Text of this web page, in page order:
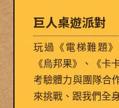
巨人桌遊派對
玩過《電梯難題
《烏邦果》、《卡
考驗體力與團隊合
來挑戰、跟我們全